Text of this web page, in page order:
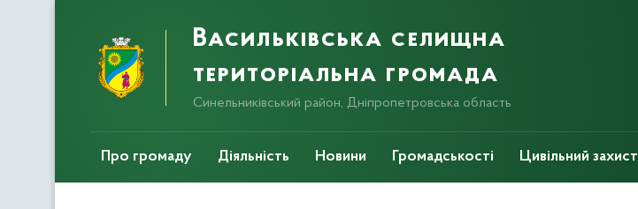
Васильківська селищна
територіальна громада
Синельниківський район, Дніпропетровська область
Про громаду Діяльність Новини Громадськості Цивільний захист